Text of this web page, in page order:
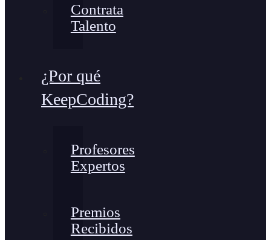
Contrata
Talento
¿Por qué
KeepCoding?
Profesores
Expertos
Premios
Recibidos